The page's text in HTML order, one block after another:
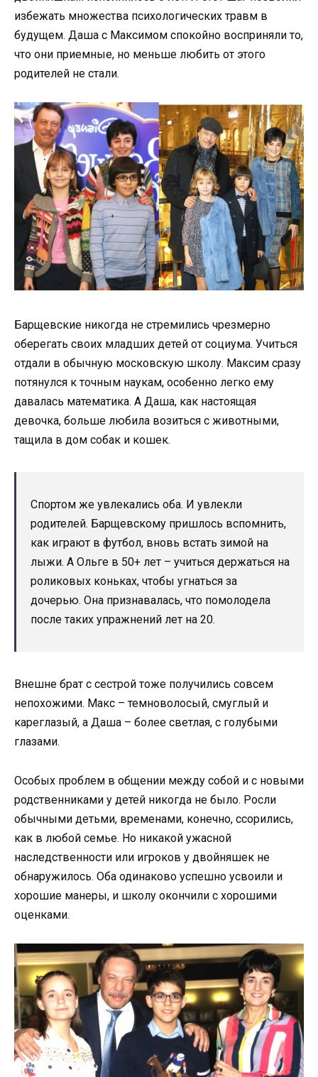
избежать множества психологических травм в
будущем. Даша с Максимом спокойно восприняли то,
что они приемные, но меньше любить от этого
родителей не стали.
Барщевские никогда не стремились чрезмерно
оберегать своих младших детей от социума. Учиться
отдали в обычную московскую школу. Максим сразу
потянулся к точным наукам, особенно легко ему
давалась математика. А Даша, как настоящая
девочка, больше любила возиться с животными,
тащила в дом собак и кошек.
Спортом же увлекались оба. И увлекли
родителей. Барщевскому пришлось вспомнить,
как играют в футбол, вновь встать зимой на
лыжи. А Ольге в 50+ лет – учиться держаться на
роликовых коньках, чтобы угнаться за
дочерью. Она признавалась, что помолодела
после таких упражнений лет на 20.
Внешне брат с сестрой тоже получились совсем
непохожими. Макс – темноволосый, смуглый и
кареглазый, а Даша – более светлая, с голубыми
глазами.
Особых проблем в общении между собой и с новыми
родственниками у детей никогда не было. Росли
обычными детьми, временами, конечно, ссорились,
как в любой семье. Но никакой ужасной
наследственности или игроков у двойняшек не
обнаружилось. Оба одинаково успешно усвоили и
хорошие манеры, и школу окончили с хорошими
оценками.